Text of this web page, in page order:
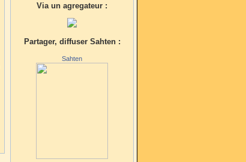
Via un agregateur :
Partager, diffuser Sahten :
Sahten